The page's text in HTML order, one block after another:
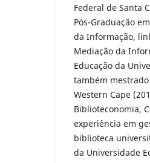
Federal de Santa
Pós-Graduação
da Informação,
Mediação da
Educação da
também
Western Cape
Biblioteconomia,
experiência em
biblioteca
da Universidade